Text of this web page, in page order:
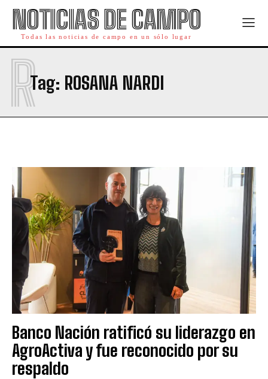
NOTICIAS DE CAMPO
Todas las noticias de campo en un sólo lugar
Tag: ROSANA NARDI
R
Banco Nación ratificó su liderazgo en
AgroActiva y fue reconocido por su
respaldo